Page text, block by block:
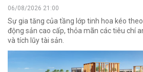
06/08/2026 21:00
Sự gia tăng của tầng lớp tinh hoa kéo
động sản cao cấp, thỏa mãn các tiêu chí
và tích lũy tài sản.